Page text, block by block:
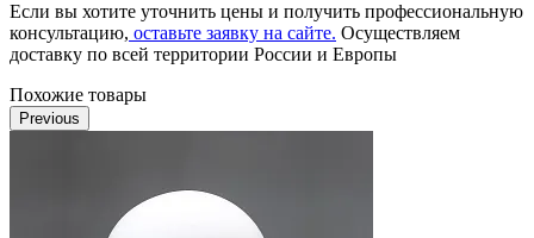
Если вы хотите уточнить цены и получить профессиональную
консультацию, оставьте заявку на сайте. Осуществляем
доставку по всей территории России и Европы
Похожие товары
Previous